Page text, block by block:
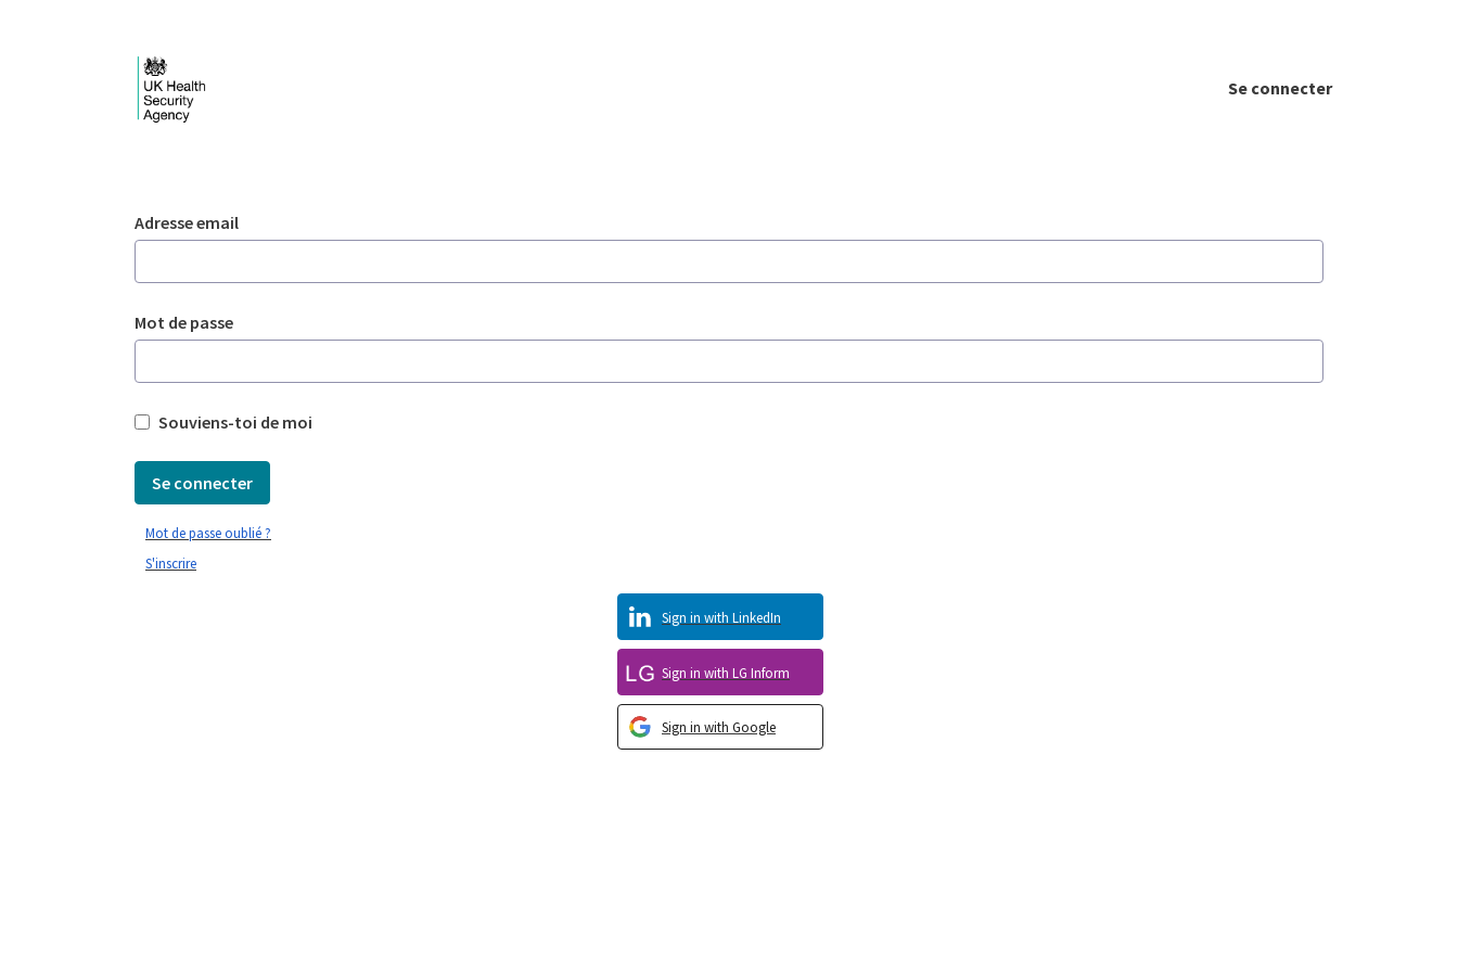
Se connecter
Authentification
Adresse email
Mot de passe
Souviens-toi de moi
Se connecter
Sign in with Google
Sign in with LG Inform
Sign in with LinkedIn
S'inscrire
Mot de passe oublié ?